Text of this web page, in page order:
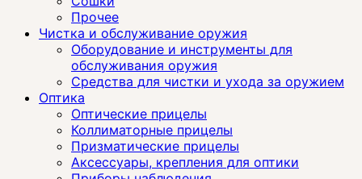
Прочее
Чистка и обслуживание оружия
Оборудование и инструменты для
обслуживания оружия
Средства для чистки и ухода за оружием
Оптика
Оптические прицелы
Коллиматорные прицелы
Призматические прицелы
Аксессуары, крепления для оптики